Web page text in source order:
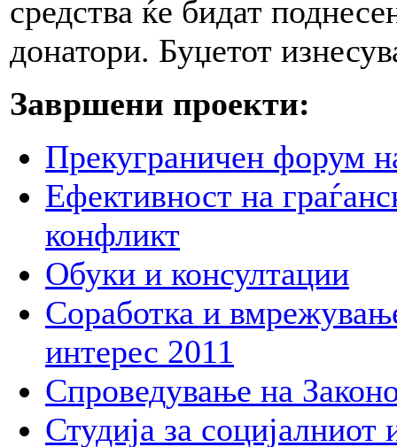
средства ќе бидат
донатори. Буџетот
Завршени проекти:
Прекуграничен форум
Ефективност на
конфликт
Обуки и консултации
Соработка и
интерес 2011
Спроведување на
Студија за социјалниот